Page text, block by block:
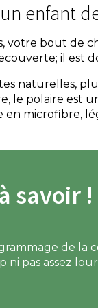
enfant
votre bout de
il est
naturelles,
le polaire est
microfibre,
savoir !
de la
ni pas assez